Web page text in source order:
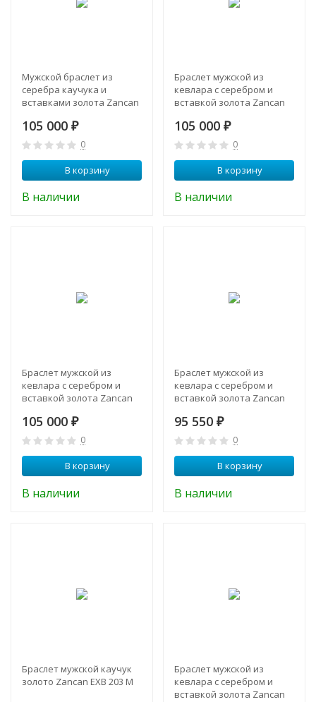
Мужской браслет из
серебра каучука и
вставками золота Zancan
105 000 ₽
0
В корзину
В наличии
Браслет мужской из
кевлара с серебром и
вставкой золота Zancan
105 000 ₽
0
В корзину
В наличии
Браслет мужской из
кевлара с серебром и
вставкой золота Zancan
105 000 ₽
0
В корзину
В наличии
Браслет мужской из
кевлара с серебром и
вставкой золота Zancan
95 550 ₽
0
В корзину
В наличии
Браслет мужской каучук
золото Zancan EXB 203 M
Браслет мужской из
кевлара с серебром и
вставкой золота Zancan